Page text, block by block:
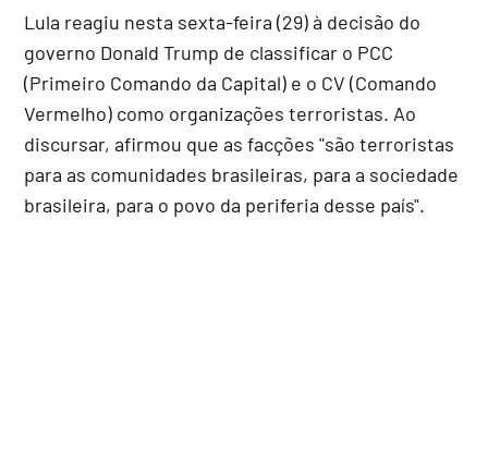
Lula reagiu nesta sexta-feira (29) à decisão do
governo Donald Trump de classificar o PCC
(Primeiro Comando da Capital) e o CV (Comando
Vermelho) como organizações terroristas. Ao
discursar, afirmou que as facções "são terroristas
para as comunidades brasileiras, para a sociedade
brasileira, para o povo da periferia desse país".